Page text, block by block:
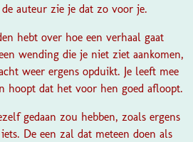
auteur zie je dat zo voor je.
hebt over hoe een verhaal gaat
wending die je niet ziet aankomen,
weer ergens opduikt. Je leeft mee
hoopt dat het voor hen goed afloopt.
gedaan zou hebben, zoals ergens
De een zal dat meteen doen als